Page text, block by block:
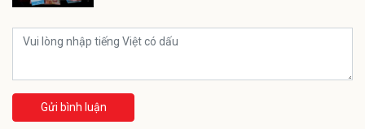
Gửi bình luận